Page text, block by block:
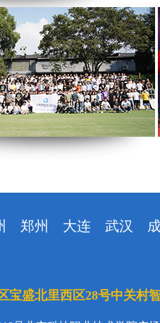
郑州 大连 武汉
宝盛北里西区28号中关村